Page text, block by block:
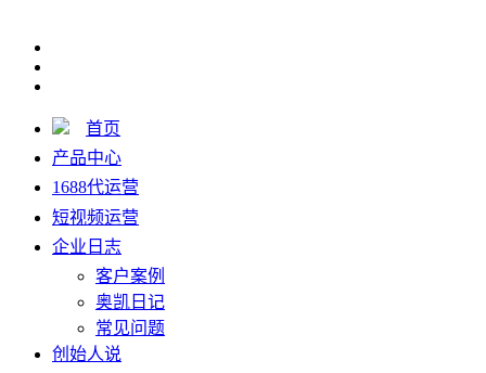
首页
产品中心
1688代运营
短视频运营
企业日志
客户案例
奥凯日记
常见问题
创始人说